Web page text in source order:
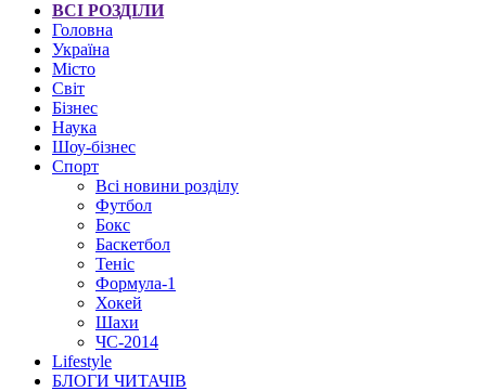
ВСІ РОЗДІЛИ
Головна
Україна
Місто
Світ
Бізнес
Наука
Шоу-бізнес
Спорт
Всі новини розділу
Футбол
Бокс
Баскетбол
Теніс
Формула-1
Хокей
Шахи
ЧС-2014
Lifestyle
БЛОГИ ЧИТАЧІВ